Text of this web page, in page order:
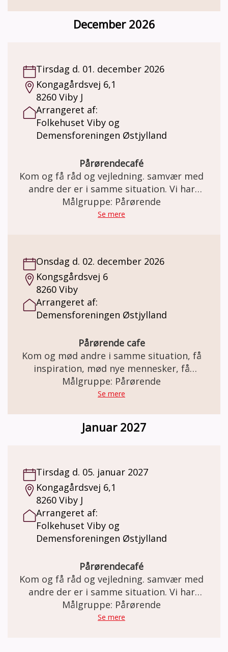
December 2026
Tirsdag d. 01. december 2026
Kongagårdsvej 6,1
8260 Viby J
Arrangeret af:
Folkehuset Viby og
Demensforeningen Østjylland
Pårørendecafé
Kom og få råd og vejledning. samvær med
andre der er i samme situation. Vi har
kaffe/te med en bolle til.
Målgruppe: Pårørende
Se mere
Onsdag d. 02. december 2026
Kongsgårdsvej 6
8260 Viby
Arrangeret af:
Demensforeningen Østjylland
Pårørende cafe
Kom og mød andre i samme situation, få
inspiration, mød nye mennesker, få
rådgivning.
Målgruppe: Pårørende
Se mere
Januar 2027
Tirsdag d. 05. januar 2027
Kongagårdsvej 6,1
8260 Viby J
Arrangeret af:
Folkehuset Viby og
Demensforeningen Østjylland
Pårørendecafé
Kom og få råd og vejledning. samvær med
andre der er i samme situation. Vi har
kaffe/te med en bolle til.
Målgruppe: Pårørende
Se mere